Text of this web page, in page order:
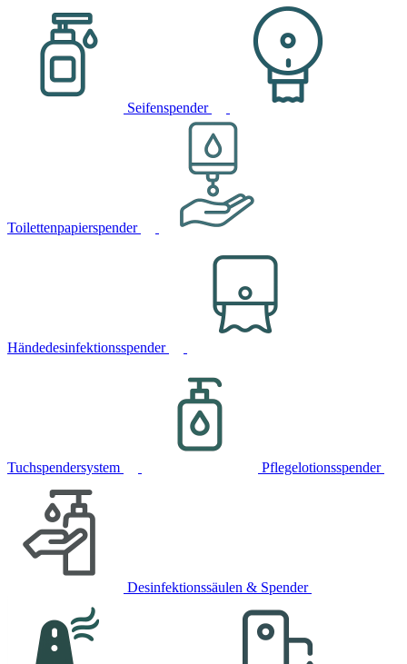
Seifenspender
Toilettenpapierspender
Händedesinfektionsspender
Tuchspendersystem Pflegelotionsspender
Desinfektionssäulen & Spender